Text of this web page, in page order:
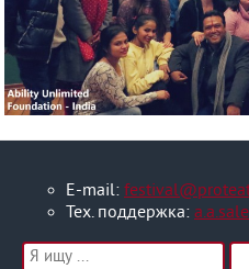
История
Медиа
Контакты
E-mail:
Тех. поддержка: